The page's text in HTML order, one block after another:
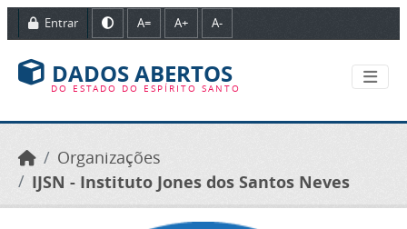
Ir para o conteúdo principal
Entrar A= A+ A-
DADOS ABERTOS
DO ESTADO DO ESPÍRITO SANTO
Organizações
IJSN - Instituto Jones dos Santos Neves